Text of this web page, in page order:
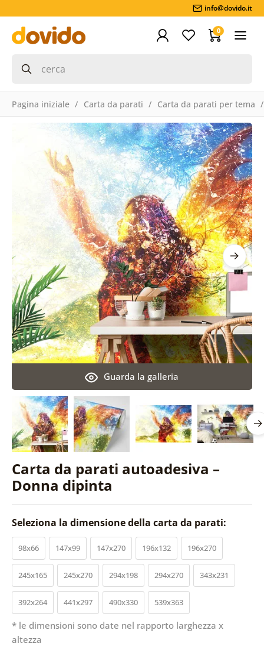
info@dovido.it
0
Pagina iniziale Carta da parati Carta da parati per tema
Carta da parati autoadesiva –
Donna dipinta
Guarda la galleria
Seleziona la dimensione della carta da parati:
98x66 147x99 147x270 196x132 196x270
245x165 245x270 294x198 294x270 343x231
392x264 441x297 490x330 539x363
* le dimensioni sono date nel rapporto larghezza x
altezza